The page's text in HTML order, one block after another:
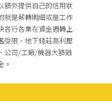
額外提供自己的信用狀
就是薪轉明細或是工作
各行各業在資金週轉上
受限、地下錢莊高利壓
公司/工廠/機器大額融
。